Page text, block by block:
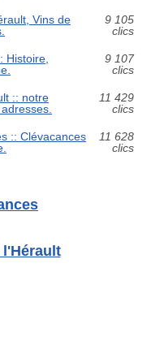
Vins de
9 105
clics
Histoire,
9 107
clics
:: notre
11 429
clics
:: Clévacances
11 628
clics